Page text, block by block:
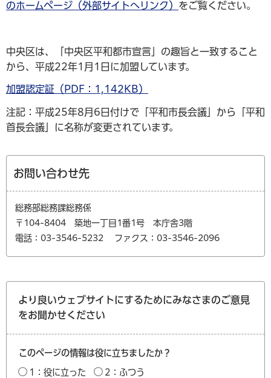
のホームページ（外部サイトへリンク） をご覧ください。
中央区は、「中央区平和都市宣言」の趣旨と一致すること
から、平成22年1月1日に加盟しています。
加盟認定証（PDF：1,142KB）
注記：平成25年8月6日付けで「平和市長会議」から「平和
首長会議」に名称が変更されています。
お問い合わせ先
総務部総務課総務係
〒104-8404 築地一丁目1番1号 本庁舎3階
電話：03-3546-5232
ファクス：03-3546-2096
より良いウェブサイトにするためにみなさまのご意見
をお聞かせください
このページの情報は役に立ちましたか？
1：役に立った
2：ふつう